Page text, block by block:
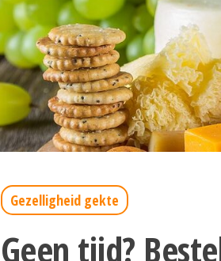
Gezelligheid gekte
Geen tijd?